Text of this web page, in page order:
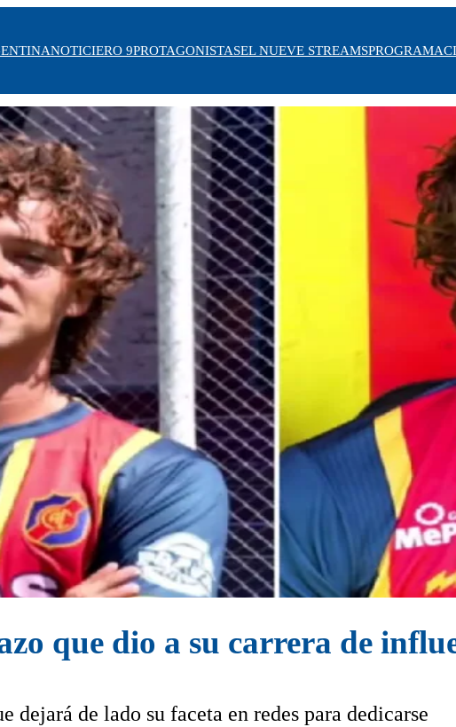
NOTICIERO 9PROTAGONISTASEL NUEVE STREAMS
que dio a su carrera de
de lado su faceta en redes para dedicarse